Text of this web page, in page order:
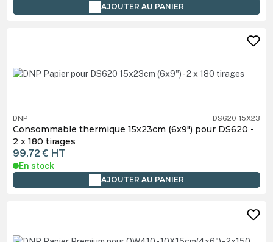
AJOUTER AU PANIER
DNP DS620-15X23
Consommable thermique 15x23cm (6x9") pour DS620 -
2 x 180 tirages
99,72 € HT
En stock
AJOUTER AU PANIER